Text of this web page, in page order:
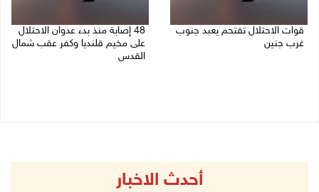
قوات الاحتلال تقتحم يعبد جنوب
غرب جنين
48 إصابة منذ بدء عدوان الاحتلال
على مخيم قلنديا وكفر عقب شمال
القدس
أحدث الاخبار